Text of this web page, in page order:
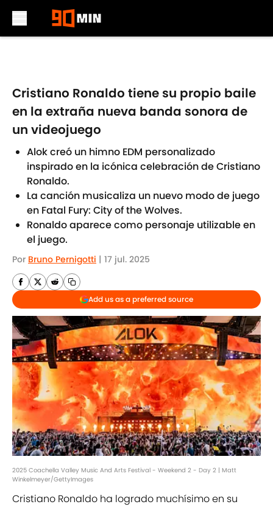
Cristiano Ronaldo tiene su propio baile
en la extraña nueva banda sonora de
un videojuego
Alok creó un himno EDM personalizado
inspirado en la icónica celebración de Cristiano
Ronaldo.
La canción musicaliza un nuevo modo de juego
en Fatal Fury: City of the Wolves.
Ronaldo aparece como personaje utilizable en
el juego.
Por Bruno Pernigotti | 17 jul. 2025
Add us as a preferred source
2025 Coachella Valley Music And Arts Festival - Weekend 2 - Day 2 | Matt
Winkelmeyer/GettyImages
Cristiano Ronaldo ha logrado muchísimo en su